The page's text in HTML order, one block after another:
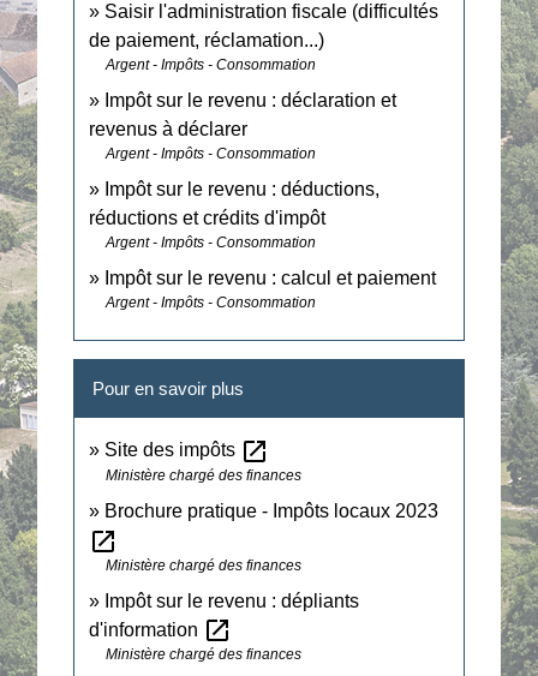
Saisir l'administration fiscale (difficultés
de paiement, réclamation...)
Argent - Impôts - Consommation
Impôt sur le revenu : déclaration et
revenus à déclarer
Argent - Impôts - Consommation
Impôt sur le revenu : déductions,
réductions et crédits d'impôt
Argent - Impôts - Consommation
Impôt sur le revenu : calcul et paiement
Argent - Impôts - Consommation
Pour en savoir plus
Site des impôts open_in_new
Ministère chargé des finances
Brochure pratique - Impôts locaux 2023
open_in_new
Ministère chargé des finances
Impôt sur le revenu : dépliants
d'information open_in_new
Ministère chargé des finances